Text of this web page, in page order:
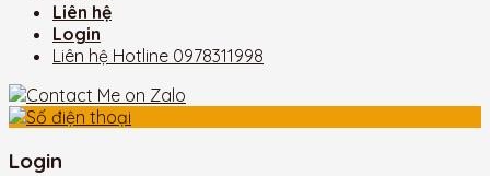
Liên hệ
Login
Liên hệ Hotline 0978311998
Login